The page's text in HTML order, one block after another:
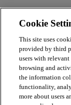
Privacy
Terms of
Accessibility
Guarantee
Totara
Report Issue
Report Issue/
Cookie
This site uses
provided by third
users with
browsing and
the information
functionality,
more about users